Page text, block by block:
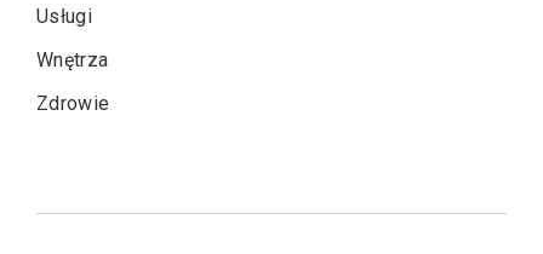
Usługi
Wnętrza
Zdrowie